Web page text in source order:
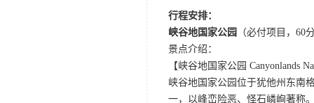
行程安排：
峡谷地国家公园
（必付项目，60
景点介绍：
【峡谷地国家公园 Canyonlands
峡谷地国家公园位于犹他州东南
一，以峰峦险恶、怪石嶙峋著称